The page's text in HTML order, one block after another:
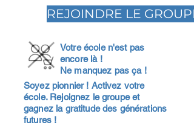
REJOINDRE LE GROUPE
Votre école n'est pas
encore là !
Ne manquez pas ça !
Soyez pionnier ! Activez votre
école. Rejoignez le groupe et
gagnez la gratitude des générations
futures !